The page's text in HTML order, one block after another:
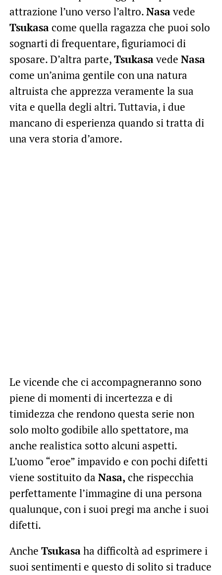
attrazione l’uno verso l’altro.Nasavede
Tsukasacome quella ragazza che puoi solo
sognarti di frequentare, figuriamoci di
sposare. D’altra parte,Tsukasavede Nasa
come un’anima gentile con una natura
altruista che apprezza veramente la sua
vita e quella degli altri. Tuttavia, i due
mancano di esperienza quando si tratta di
una vera storia d’amore.
Le vicende che ci accompagneranno sono
piene di momenti di incertezza e di
timidezza che rendono questa serie non
solo molto godibile allo spettatore, ma
anche realistica sotto alcuni aspetti.
L’uomo “eroe” impavido e con pochi difetti
viene sostituito da Nasa, che rispecchia
perfettamente l’immagine di una persona
qualunque, con i suoi pregi ma anche i suoi
difetti.
Anche Tsukasaha difficoltà ad esprimere i
suoi sentimenti e questo di solito si traduce